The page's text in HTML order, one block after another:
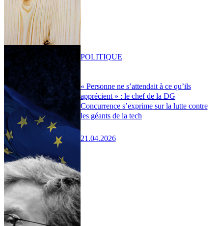
« Personne ne s’attendait à ce qu’ils
apprécient » : le chef de la DG
Concurrence s’exprime sur la lutte contre
les géants de la tech
21.04.2026
POLITIQUE